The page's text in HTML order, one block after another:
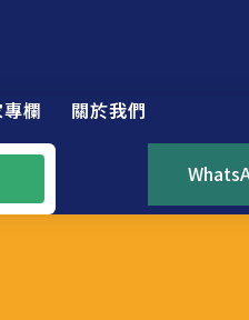
欄 關於我們